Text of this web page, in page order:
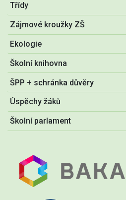
Třídy
Zájmové kroužky ZŠ
Ekologie
Školní knihovna
ŠPP + schránka důvěry
Úspěchy žáků
Školní parlament